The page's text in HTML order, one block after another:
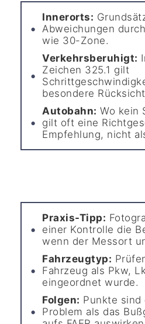
Innerorts:
Abweichungen
wie 30-Zone.
Verkehrsberuhigt:
Zeichen 325.1 gilt
besondere
Autobahn: Wo kein
gilt oft eine
Empfehlung, nicht
Praxis-Tipp:
einer Kontrolle die
wenn der Messort
Fahrzeugtyp:
Fahrzeug als Pkw,
eingeordnet wurde.
Folgen: Punkte sind
Problem als das